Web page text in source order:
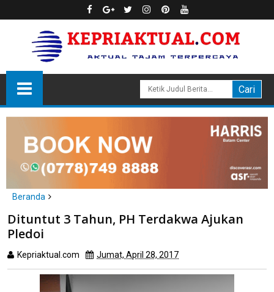
Beranda
headline
Dituntut 3 Tahun, PH Terdakwa Ajukan Pledoi
Dituntut 3 Tahun, PH Terdakwa Ajukan
Pledoi
Kepriaktual.com Jumat, April 28, 2017